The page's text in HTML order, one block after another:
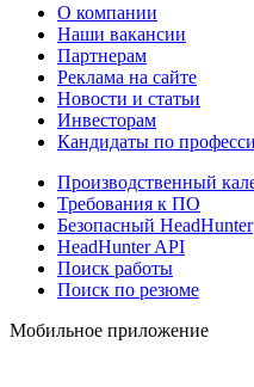
О компании
Наши вакансии
Партнерам
Реклама на сайте
Новости и статьи
Инвесторам
Кандидаты по
Производственный
Требования к ПО
Безопасный HeadHunter
HeadHunter API
Поиск работы
Поиск по резюме
Мобильное приложение